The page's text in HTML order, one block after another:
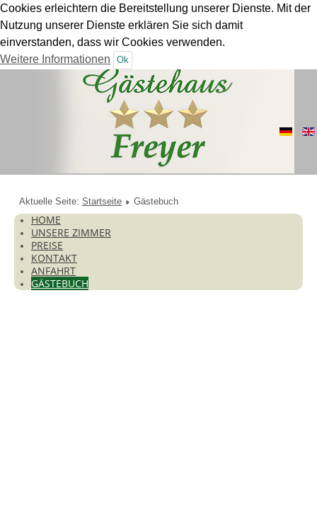
Cookies erleichtern die Bereitstellung unserer Dienste. Mit der
Nutzung unserer Dienste erklären Sie sich damit
einverstanden, dass wir Cookies verwenden.
Weitere Informationen
Ok
Aktuelle Seite: Startseite Gästebuch
HOME
UNSERE ZIMMER
PREISE
KONTAKT
ANFAHRT
GÄSTEBUCH